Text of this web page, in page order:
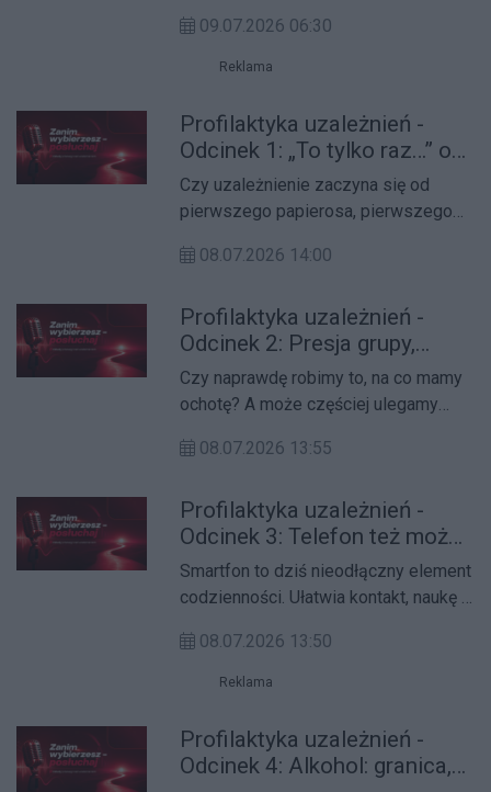
mierzą się szpitale w całym kraju.
09.07.2026 06:30
Reklama
Profilaktyka uzależnień -
Odcinek 1: „To tylko raz…” od
czego naprawdę zaczyna się
uzależnienie?
Czy uzależnienie zaczyna się od
pierwszego papierosa, pierwszego
może dużo wcześniej od ciekawości,
„mnie to nie dotyczy”?
08.07.2026 14:00
Profilaktyka uzależnień -
Odcinek 2: Presja grupy,
dlaczego tak trudno
powiedzieć „nie”?
Czy naprawdę robimy to, na co mamy
ochotę? A może częściej ulegamy
zaakceptowani i nie wyróżniać się z
08.07.2026 13:55
Profilaktyka uzależnień -
Odcinek 3: Telefon też może
uzależniać, kiedy ekran
przejmuje kontrolę?
Smartfon to dziś nieodłączny element
codzienności. Ułatwia kontakt, naukę i
odłożyć go na bok? Gdzie przebiega
granica między wygodnym
uzależnieniem od ekranu?
08.07.2026 13:50
Reklama
Profilaktyka uzależnień -
Odcinek 4: Alkohol: granica,